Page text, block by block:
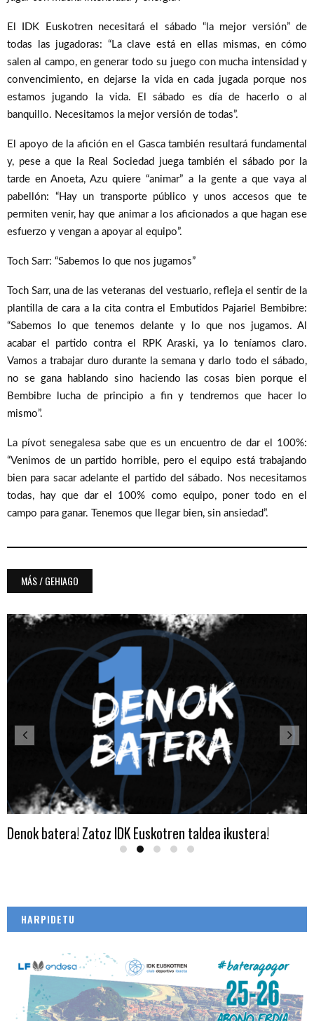
El IDK Euskotren necesitará el sábado “la mejor versión” de
todas las jugadoras: “La clave está en ellas mismas, en cómo
salen al campo, en generar todo su juego con mucha intensidad y
convencimiento, en dejarse la vida en cada jugada porque nos
estamos jugando la vida. El sábado es día de hacerlo o al
banquillo. Necesitamos la mejor versión de todas”.
El apoyo de la afición en el Gasca también resultará fundamental
y, pese a que la Real Sociedad juega también el sábado por la
tarde en Anoeta, Azu quiere “animar” a la gente a que vaya al
pabellón: “Hay un transporte público y unos accesos que te
permiten venir, hay que animar a los aficionados a que hagan ese
esfuerzo y vengan a apoyar al equipo”.
Toch Sarr: “Sabemos lo que nos jugamos”
Toch Sarr, una de las veteranas del vestuario, refleja el sentir de la
plantilla de cara a la cita contra el Embutidos Pajariel Bembibre:
“Sabemos lo que tenemos delante y lo que nos jugamos. Al
acabar el partido contra el RPK Araski, ya lo teníamos claro.
Vamos a trabajar duro durante la semana y darlo todo el sábado,
no se gana hablando sino haciendo las cosas bien porque el
Bembibre lucha de principio a fin y tendremos que hacer lo
mismo”.
La pívot senegalesa sabe que es un encuentro de dar el 100%:
“Venimos de un partido horrible, pero el equipo está trabajando
bien para sacar adelante el partido del sábado. Nos necesitamos
todas, hay que dar el 100% como equipo, poner todo en el
campo para ganar. Tenemos que llegar bien, sin ansiedad”.
MÁS / GEHIAGO
Denok batera! Zatoz IDK Euskotren taldea ikustera!
HARPIDETU